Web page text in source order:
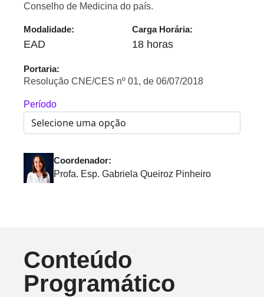
Conselho de Medicina do país.
Modalidade:
EAD
Carga Horária:
18 horas
Portaria:
Resolução CNE/CES nº 01, de 06/07/2018
Período
Coordenador:
Profa. Esp. Gabriela Queiroz Pinheiro
Conteúdo
Programático